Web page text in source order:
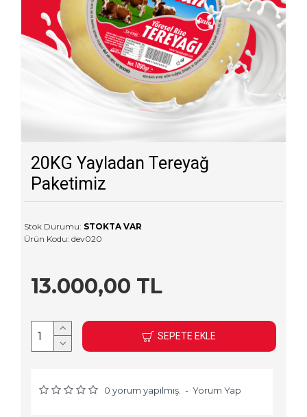
20KG Yayladan Tereyağ
Paketimiz
Stok Durumu: STOKTA VAR
Ürün Kodu: dev020
0 yorum yapılmış. - Yorum Yap
13.000,00 TL
SEPETE EKLE